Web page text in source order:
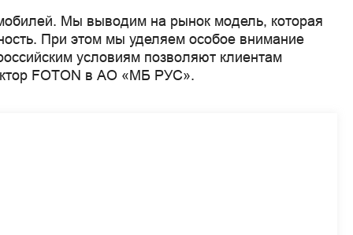
Мы выводим на рынок модель, которая
При этом мы уделяем особое внимание
условиям позволяют клиентам
FOTON в АО «МБ РУС».